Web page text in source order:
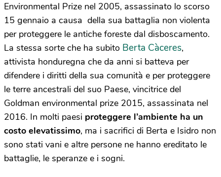
Environmental Prize nel 2005, assassinato lo scorso
15 gennaio a causa della sua battaglia non violenta
per proteggere le antiche foreste dal disboscamento.
La stessa sorte che ha subito Berta Càceres,
attivista honduregna che da anni si batteva per
difendere i diritti della sua comunità e per proteggere
le terre ancestrali del suo Paese, vincitrice del
Goldman environmental prize 2015, assassinata nel
2016. In molti paesi proteggere l’ambiente ha un
costo elevatissimo, ma i sacrifici di Berta e Isidro non
sono stati vani e altre persone ne hanno ereditato le
battaglie, le speranze e i sogni.